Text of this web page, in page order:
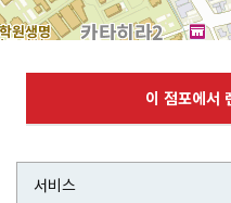
이 점포에서
서비스